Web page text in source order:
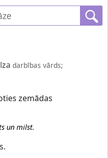
darbības vārds;
zemādas
un milst.